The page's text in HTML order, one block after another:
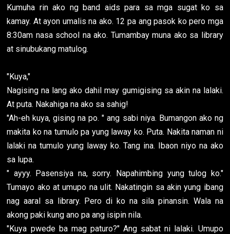
Kumuha rin ako ng band aids para sa mga sugat ko sa
kamay. At ayon umalis na ako. 12 pa ang pasok ko pero mga
8:30am nasa school na ako. Tumambay muna ako sa library
at sinubukang matulog.
"Kuya,"
Nagising na lang ako dahil may gumigising sa akin na lalaki.
At puta. Nakahiga na ako sa sahig!
"Ah-eh kuya, gising na po. " ang sabi niya. Bumangon ako ng
makita ko na tumulo pa yung laway ko. Puta. Nakita naman ni
lalaki na tumulo yung laway ko. Tang ina. Ibaon niyo na ako
sa lupa.
" ayyy. Pasensiya na, sorry. Napahimbing yung tulog ko."
Tumayo ako at umupo na ulit. Nakatingin sa akin yung ibang
nag aaral sa library. Pero di ko na sila pinansin. Wala na
akong paki kung ano pa ang isipin nila.
"Kuya pwede ba mag paturo?" Ang sabat ni lalaki. Umupo